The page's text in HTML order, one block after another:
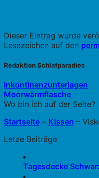
Dieser Eintrag wurde
Lesezeichen auf den
Redaktion Schlafparadies
Inkontinenzunterlagen
Moorwärmflasche
Wo bin ich auf der Seite?
Startseite – Kissen –
Letze Beiträge
Tagesdecke